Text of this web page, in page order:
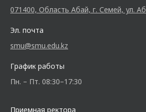
071400, Область Абай, г. Семей, ул.
Эл. почта
smu@smu.edu.kz
График работы
Пн. – Пт. 08:30–17:30
Приемная ректора